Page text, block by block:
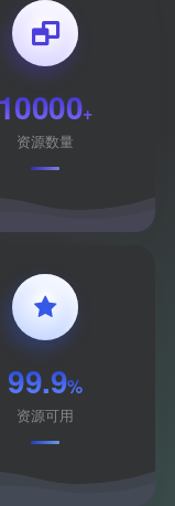
10000+
资源数量
99.9%
资源可用